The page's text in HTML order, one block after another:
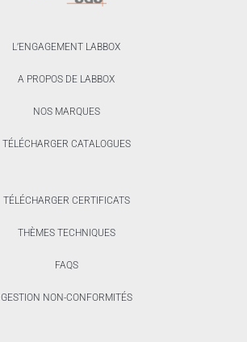
L’ENGAGEMENT LABBOX
A PROPOS DE LABBOX
NOS MARQUES
TÉLÉCHARGER CATALOGUES
TÉLÉCHARGER CERTIFICATS
THÈMES TECHNIQUES
FAQS
GESTION NON-CONFORMITÉS